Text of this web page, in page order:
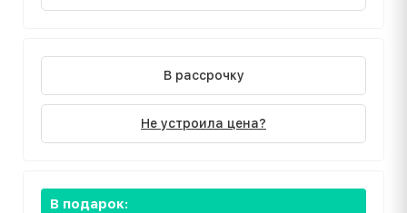
В рассрочку
Не устроила цена?
В подарок: